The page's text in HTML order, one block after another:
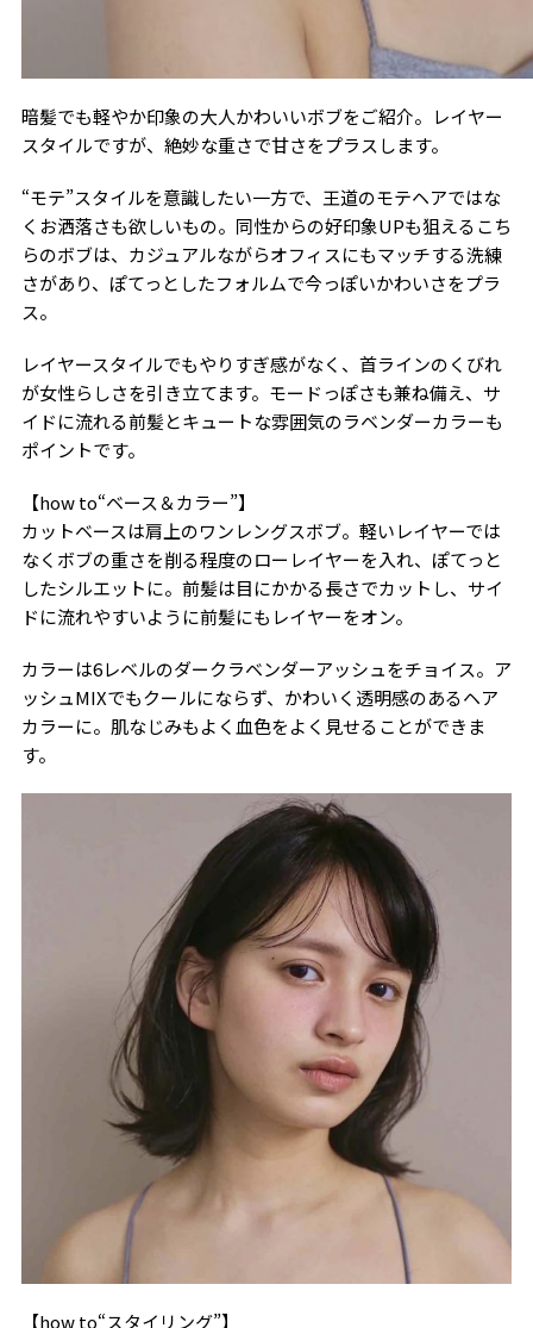
暗髪でも軽やか印象の大人かわいいボブをご紹介。レイヤー
スタイルですが、絶妙な重さで甘さをプラスします。
“モテ”スタイルを意識したい一方で、王道のモテヘアではな
くお洒落さも欲しいもの。同性からの好印象UPも狙えるこち
らのボブは、カジュアルながらオフィスにもマッチする洗練
さがあり、ぽてっとしたフォルムで今っぽいかわいさをプラ
ス。
レイヤースタイルでもやりすぎ感がなく、首ラインのくびれ
が女性らしさを引き立てます。モードっぽさも兼ね備え、サ
イドに流れる前髪とキュートな雰囲気のラベンダーカラーも
ポイントです。
【how to“ベース＆カラー”】
カットベースは肩上のワンレングスボブ。軽いレイヤーでは
なくボブの重さを削る程度のローレイヤーを入れ、ぽてっと
したシルエットに。前髪は目にかかる長さでカットし、サイ
ドに流れやすいように前髪にもレイヤーをオン。
カラーは6レベルのダークラベンダーアッシュをチョイス。ア
ッシュMIXでもクールにならず、かわいく透明感のあるヘア
カラーに。肌なじみもよく血色をよく見せることができま
す。
【how to“スタイリング”】